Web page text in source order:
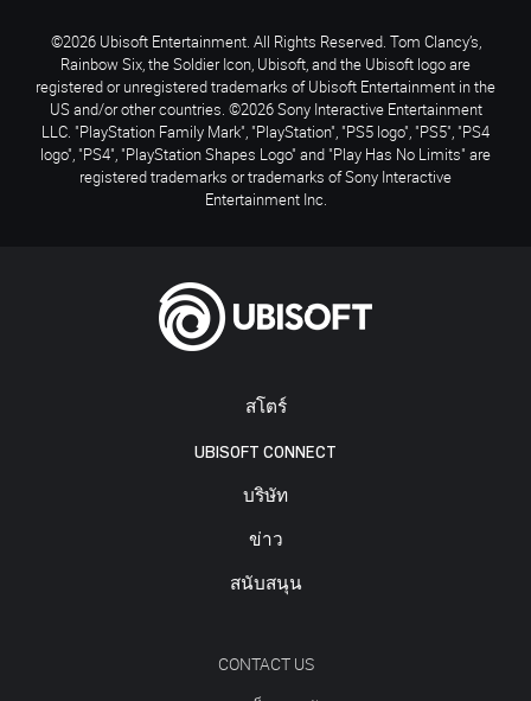
สโตร์
UBISOFT CONNECT
บริษัท
ข่าว
สนับสนุน
CONTACT US
©2026 Ubisoft Entertainment. All Rights Reserved. Tom Clancy’s,
Rainbow Six, the Soldier Icon, Ubisoft, and the Ubisoft logo are
registered or unregistered trademarks of Ubisoft Entertainment in the
US and/or other countries. ©2026 Sony Interactive Entertainment
LLC. "PlayStation Family Mark", "PlayStation", "PS5 logo", "PS5", "PS4
logo", "PS4", "PlayStation Shapes Logo" and "Play Has No Limits" are
registered trademarks or trademarks of Sony Interactive
Entertainment Inc.